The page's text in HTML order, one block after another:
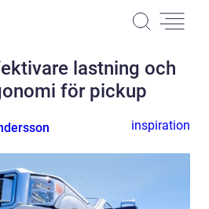
lastning och
för pickup
inspiration